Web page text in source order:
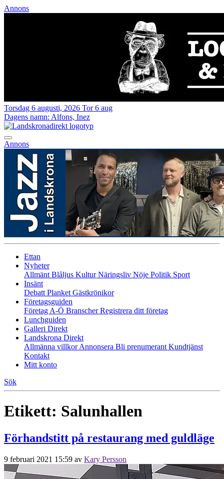
Annons
Torsdag 6 augusti, 2026 Tor 6 aug
Dagens namn: Alfons, Inez
Annons
Ettan
Nyheter
Allmänt Blåljus KulturNäringsliv Nöje Politik Sport
Insänt
Debatt Planket Gästkrönikor
Företagsguiden
Företag A-Ö BranscherRegistrera ditt företag
Lunchguiden
Galleri Direkt
Landskrona Direkt
Allmänna villkorAnnonsera Bli prenumerant Kundtjänst
Kontakt
Mitt konto
Sök
Etikett: Salunhallen
Förhandstitt på restaurang med guldläge
9 februari 2021 15:59 av Kary Persson